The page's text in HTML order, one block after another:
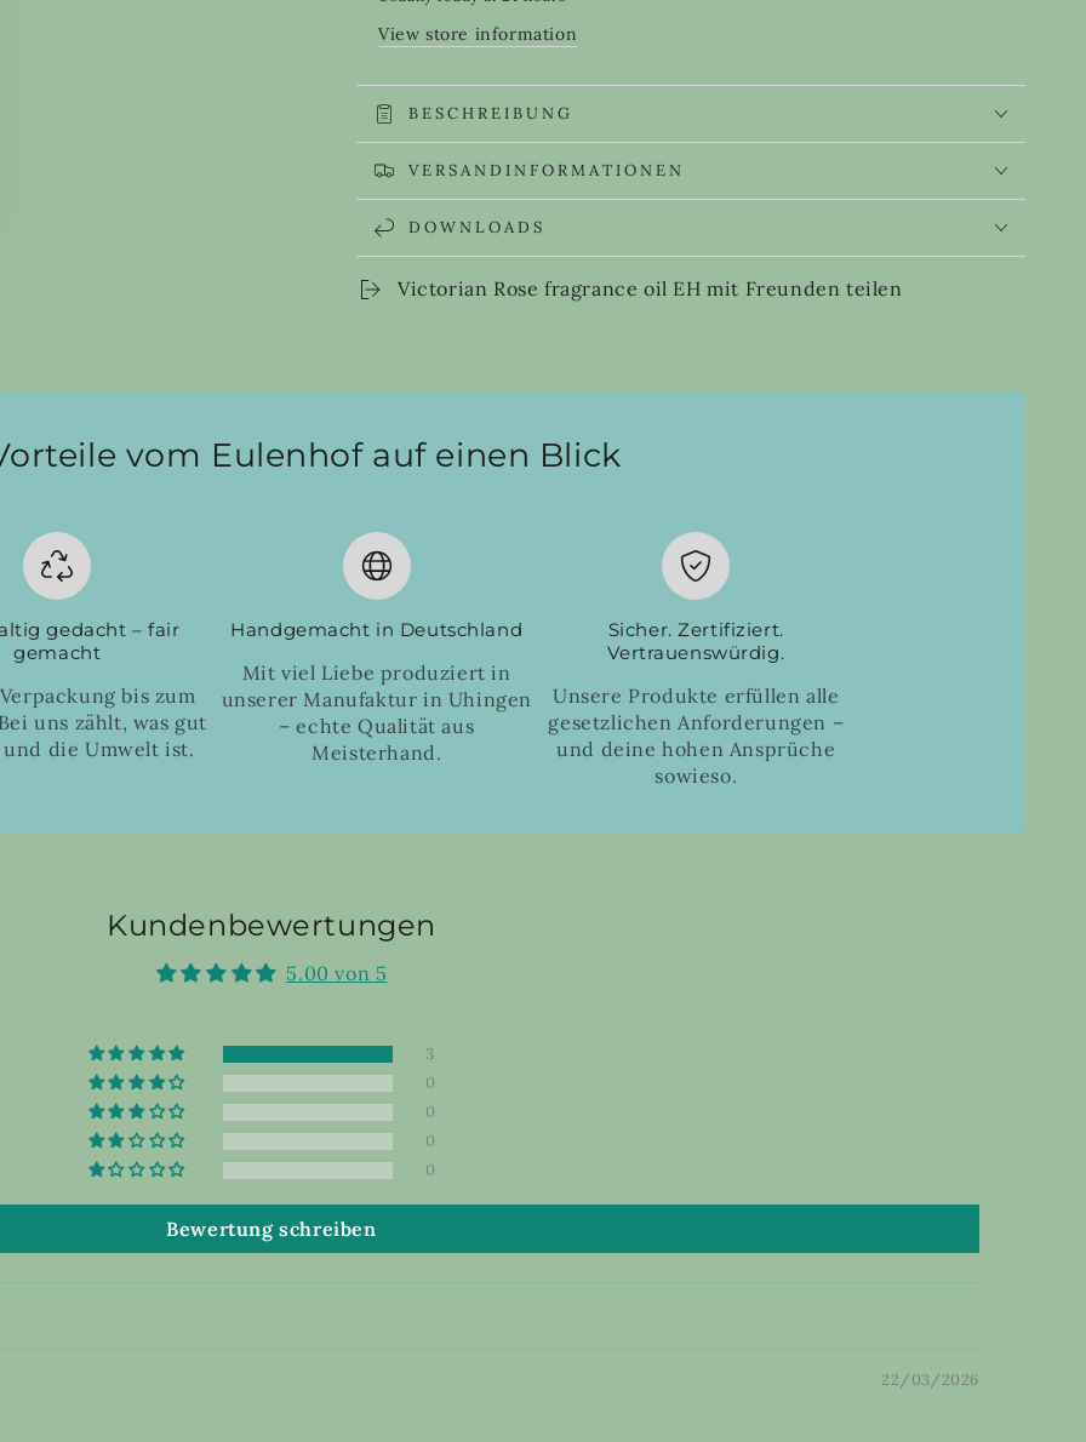
Rose
fragrance
EH
fragrance
EH
View store information
BESCHREIBUNG
VERSANDINFORMATIONEN
DOWNLOADS
Victorian Rose fragrance oil EH mit Freunden teilen
vom Eulenhof auf einen Blick
gedacht – fair
gemacht
bis zum
uns zählt, was gut
die Umwelt ist.
Handgemacht in Deutschland
Mit viel Liebe produziert in
unserer Manufaktur in Uhingen
– echte Qualität aus
Meisterhand.
Sicher. Zertifiziert.
Vertrauenswürdig.
Unsere Produkte erfüllen alle
gesetzlichen Anforderungen –
und deine hohen Ansprüche
sowieso.
Kundenbewertungen
5.00 von 5
3
0
0
0
0
Bewertung schreiben
22/03/2026